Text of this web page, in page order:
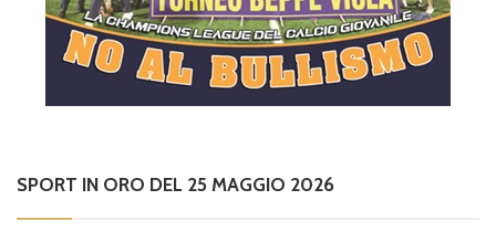
SPORT IN ORO DEL 25 MAGGIO 2026